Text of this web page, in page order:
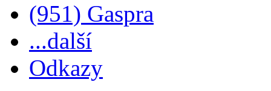
(951) Gaspra
...další
Odkazy